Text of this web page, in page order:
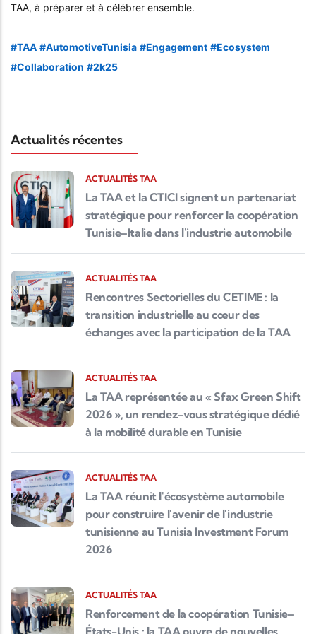
TAA, à préparer et à célébrer ensemble.
hashtag
#TAA
hashtag
#AutomotiveTunisia
hashtag
#Engagement
hashtag
#Ecosystem
hashtag
#Collaboration #2k25
Actualités récentes
ACTUALITÉS TAA
La TAA et la CTICI signent un partenariat
stratégique pour renforcer la coopération
Tunisie–Italie dans l'industrie automobile
ACTUALITÉS TAA
Rencontres Sectorielles du CETIME : la
transition industrielle au cœur des
échanges avec la participation de la TAA
ACTUALITÉS TAA
La TAA représentée au « Sfax Green Shift
2026 », un rendez-vous stratégique dédié
à la mobilité durable en Tunisie
ACTUALITÉS TAA
La TAA réunit l'écosystème automobile
pour construire l'avenir de l'industrie
tunisienne au Tunisia Investment Forum
2026
ACTUALITÉS TAA
Renforcement de la coopération Tunisie–